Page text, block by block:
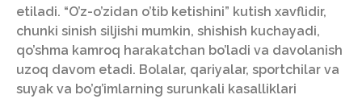
etiladi. “O’z-o’zidan o’tib ketishini” kutish xavflidir,
chunki sinish siljishi mumkin, shishish kuchayadi,
qo’shma kamroq harakatchan bo’ladi va davolanish
uzoq davom etadi. Bolalar, qariyalar, sportchilar va
suyak va bo’g’imlarning surunkali kasalliklari